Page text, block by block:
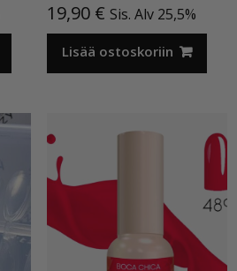
19,90 € Sis. Alv 25,5%
Lisää ostoskoriin